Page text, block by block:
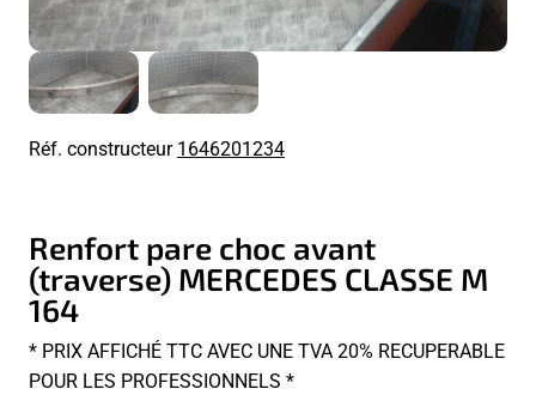
Réf. constructeur1646201234
Renfort pare choc avant
(traverse) MERCEDES CLASSE M
164
* PRIX AFFICHÉ TTC AVEC UNE TVA 20% RECUPERABLE
POUR LES PROFESSIONNELS *